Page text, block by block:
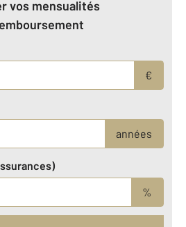
vos mensualités
€
années
%